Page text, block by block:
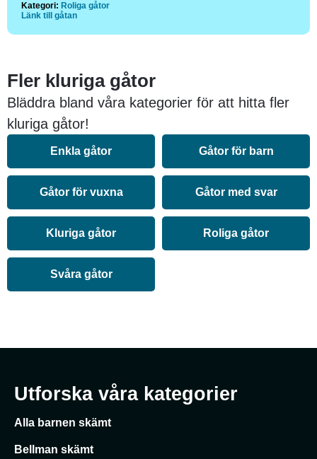
Kategori: Roliga gåtor
Länk till gåtan
Fler kluriga gåtor
Bläddra bland våra kategorier för att hitta fler
kluriga gåtor!
Enkla gåtor Gåtor för barn
Gåtor för vuxna Gåtor med svar
Kluriga gåtor Roliga gåtor
Svåra gåtor
Utforska våra kategorier
Alla barnen skämt
Bellman skämt